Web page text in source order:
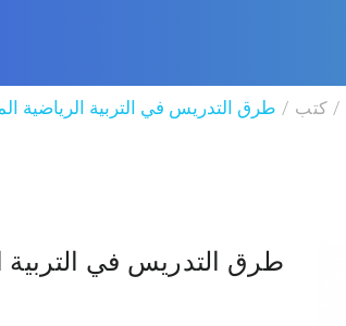
كتب طرق التدريس في التربية الرياضية
طرق التدريس في التربية